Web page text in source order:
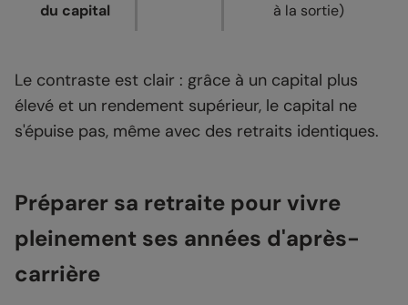
du capital
à la sortie)
Le contraste est clair : grâce à un capital plus
élevé et un rendement supérieur, le capital ne
s'épuise pas, même avec des retraits identiques.
Préparer sa retraite pour vivre
pleinement ses années d'après-
carrière